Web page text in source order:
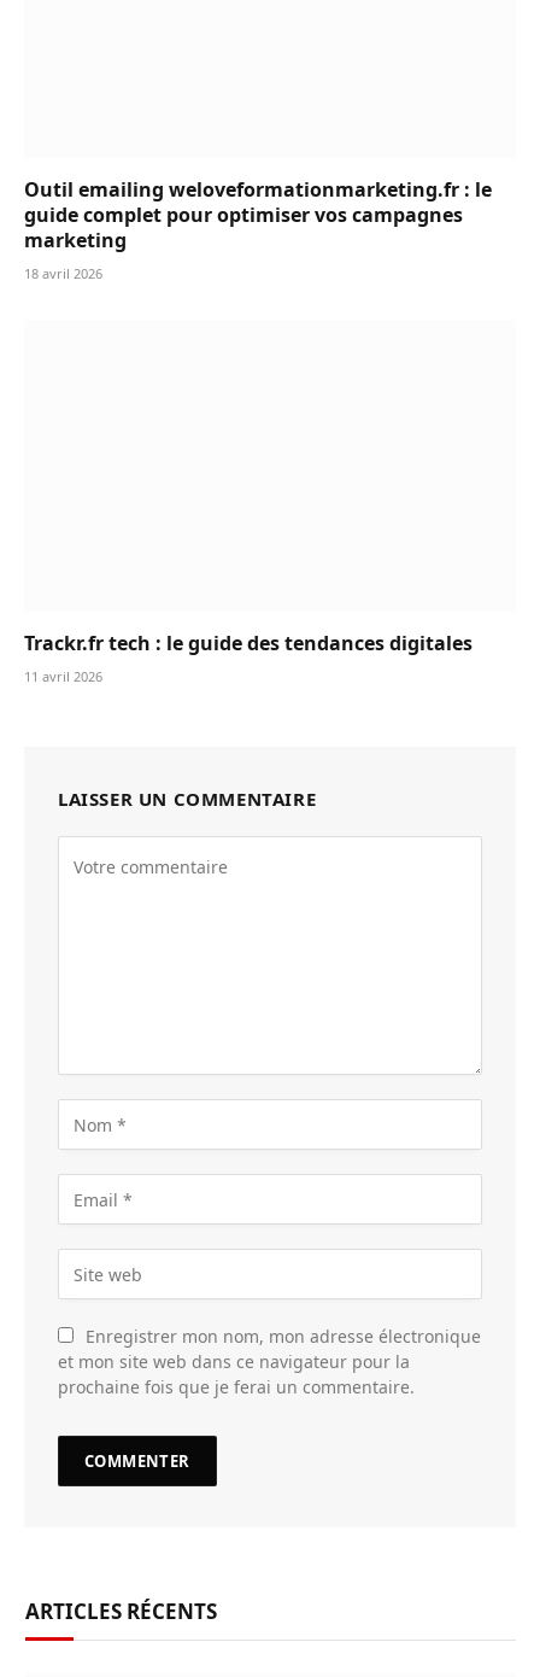
Outil emailing weloveformationmarketing.fr : le
guide complet pour optimiser vos campagnes
marketing
18 avril 2026
Trackr.fr tech : le guide des tendances digitales
11 avril 2026
LAISSER UN COMMENTAIRE
Enregistrer mon nom, mon adresse électronique
et mon site web dans ce navigateur pour la
prochaine fois que je ferai un commentaire.
ARTICLES RÉCENTS